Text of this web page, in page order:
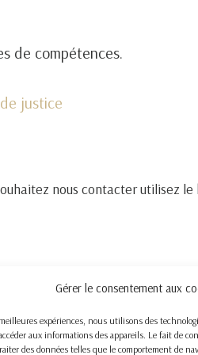
Gérer le consentement aux
expériences, nous utilisons des
aux informations des appareils. Le fait de
des données telles que le comportement de
de compétences.
justice
nous contacter utilisez le